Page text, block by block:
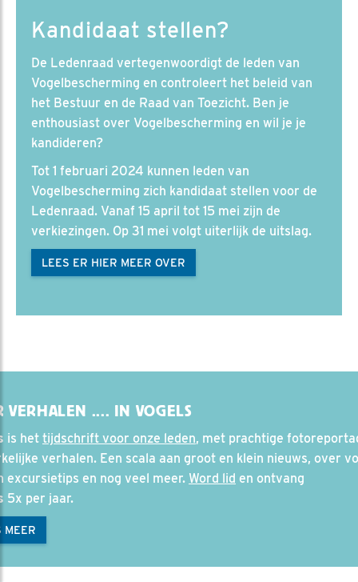
Kandidaat stellen?
De Ledenraad vertegenwoordigt de leden van
Vogelbescherming en controleert het beleid van
het Bestuur en de Raad van Toezicht. Ben je
enthousiast over Vogelbescherming en wil je je
kandideren?
Tot 1 februari 2024 kunnen leden van
Vogelbescherming zich kandidaat stellen voor de
Ledenraad. Vanaf 15 april tot 15 mei zijn de
verkiezingen. Op 31 mei volgt uiterlijk de uitslag.
LEES ER HIER MEER OVER
VERHALEN .... IN VOGELS
is het tijdschrift voor onze leden, met prachtige
verhalen. Een scala aan groot en klein nieuws, over
excursietips en nog veel meer. Word lid en ontvang
5x per jaar.
MEER